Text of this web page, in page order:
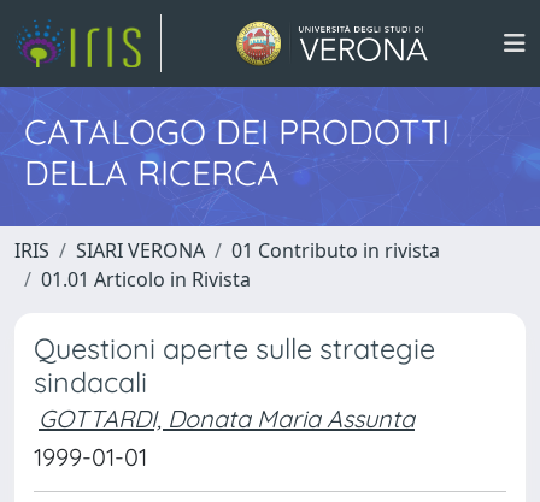
CATALOGO DEI PRODOTTI
DELLA RICERCA
IRIS SIARI VERONA
01 Contributo in rivista
01.01 Articolo in Rivista
Questioni aperte sulle strategie
sindacali
GOTTARDI, Donata Maria Assunta
1999-01-01